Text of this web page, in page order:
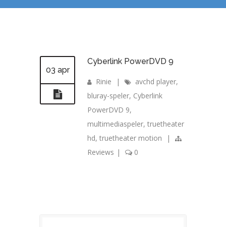
03 apr
Cyberlink PowerDVD 9
Rinie | avchd player,
bluray-speler, Cyberlink
PowerDVD 9,
multimediaspeler, truetheater
hd, truetheater motion
|
Reviews | 0